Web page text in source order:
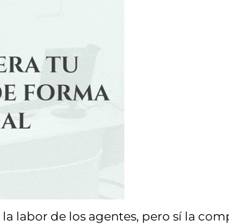
labor de los agentes, pero sí la